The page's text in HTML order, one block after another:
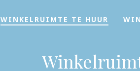
WINKELRUIMTE TE HUUR